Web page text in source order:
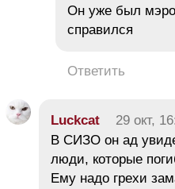
Он уже был
справился
Ответить
Luckcat 29 окт,
В СИЗО он ад
люди, которые
Ему надо грехи